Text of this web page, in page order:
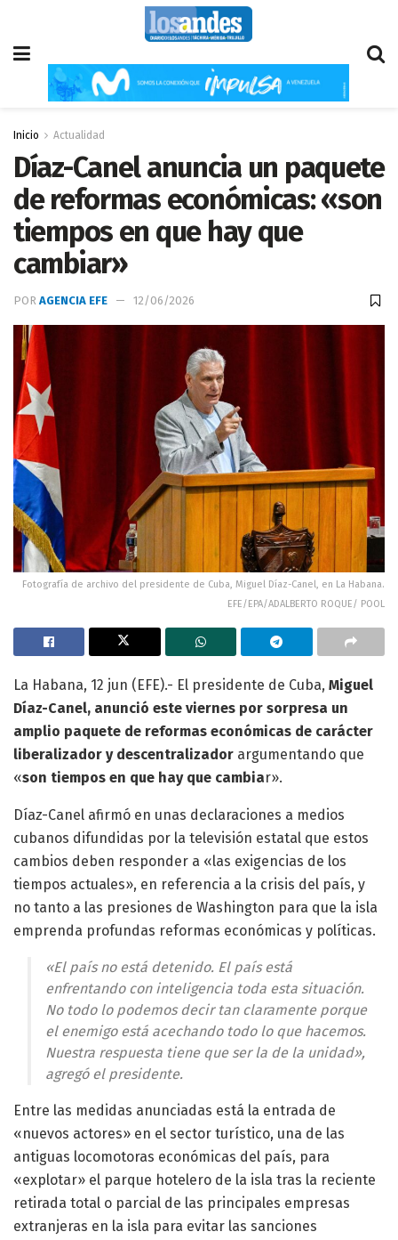
Inicio Actualidad
Díaz-Canel anuncia un paquete
de reformas económicas: «son
tiempos en que hay que
cambiar»
POR AGENCIA EFE 12/06/2026
Fotografía de archivo del presidente de Cuba, Miguel Díaz-Canel, en La Habana.
EFE/EPA/ADALBERTO ROQUE/ POOL
La Habana, 12 jun (EFE).- El presidente de Cuba, Miguel
Díaz-Canel, anunció este viernes por sorpresa un
amplio paquete de reformas económicas de carácter
liberalizador y descentralizador argumentando que
«son tiempos en que hay que cambiar».
Díaz-Canel afirmó en unas declaraciones a medios
cubanos difundidas por la televisión estatal que estos
cambios deben responder a «las exigencias de los
tiempos actuales», en referencia a la crisis del país, y
no tanto a las presiones de Washington para que la isla
emprenda profundas reformas económicas y políticas.
«El país no está detenido. El país está
enfrentando con inteligencia toda esta situación.
No todo lo podemos decir tan claramente porque
el enemigo está acechando todo lo que hacemos.
Nuestra respuesta tiene que ser la de la unidad»,
agregó el presidente.
Entre las medidas anunciadas está la entrada de
«nuevos actores» en el sector turístico, una de las
antiguas locomotoras económicas del país, para
«explotar» el parque hotelero de la isla tras la reciente
retirada total o parcial de las principales empresas
extranjeras en la isla para evitar las sanciones